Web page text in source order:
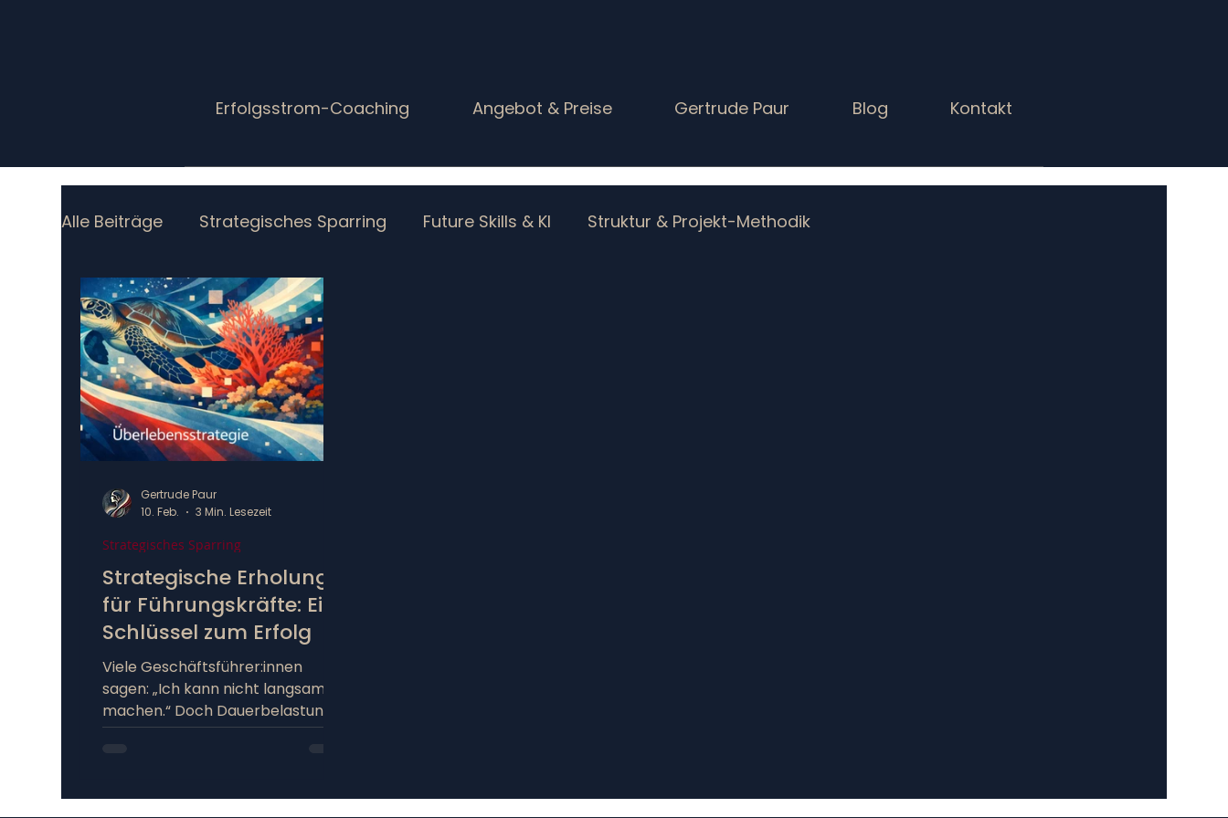
Erfolgsstrom-Coaching Angebot & Preise Gertrude Paur Blog Kontakt
Alle Beiträge Strategisches Sparring Future Skills & KI Struktur & Projekt-Methodik
Strategische Erholung
für Führungskräfte: Ein
Schlüssel zum Erfolg
Viele Geschäftsführer:innen
sagen: „Ich kann nicht langsamer
machen.“ Doch Dauerbelastung
senkt die Qualität von
von Meeresschildkröten lernen:
Strategisches Sparring
Gertrude Paur
10. Feb.
3 Min. Lesezeit